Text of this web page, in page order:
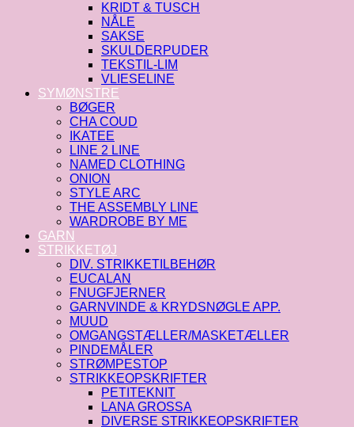
KRIDT & TUSCH
NÅLE
SAKSE
SKULDERPUDER
TEKSTIL-LIM
VLIESELINE
SYMØNSTRE
BØGER
CHA COUD
IKATEE
LINE 2 LINE
NAMED CLOTHING
ONION
STYLE ARC
THE ASSEMBLY LINE
WARDROBE BY ME
GARN
STRIKKETØJ
DIV. STRIKKETILBEHØR
EUCALAN
FNUGFJERNER
GARNVINDE & KRYDSNØGLE APP.
MUUD
OMGANGSTÆLLER/MASKETÆLLER
PINDEMÅLER
STRØMPESTOP
STRIKKEOPSKRIFTER
PETITEKNIT
LANA GROSSA
DIVERSE STRIKKEOPSKRIFTER